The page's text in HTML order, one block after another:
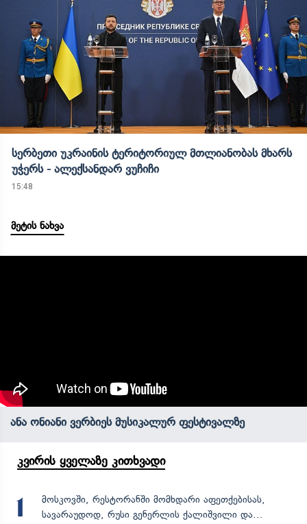
სერბეთი უკრაინის ტერიტორიულ მთლიანობას მხარს
უჭერს - ალექსანდარ ვუჩიჩი
15:48
მეტის ნახვა
ანა ონიანი ვერბიეს მუსიკალურ ფესტივალზე
კვირის ყველაზე კითხვადი
1
მოსკოვში, რესტორანში მომხდარი აფეთქებისას,
სავარაუდოდ, რუსი გენერლის ქალიშვილი და...